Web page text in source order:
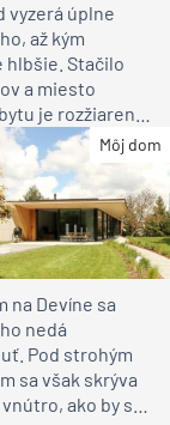
vyzerá úplne
až kým
hlbšie. Stačilo
a miesto
je rozžiarené
rodinu
Môj dom
na Devíne sa
nedá
Pod strohým
sa však skrýva
ako by ste